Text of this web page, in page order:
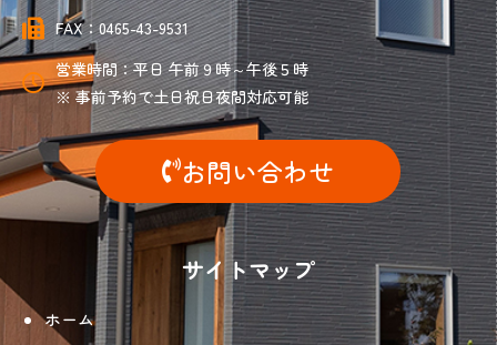
FAX：0465-43-9531
営業時間：平日 午前９時～午後５時
※ 事前予約で土日祝日夜間対応可能
お問い合わせ
サイトマップ
ホーム